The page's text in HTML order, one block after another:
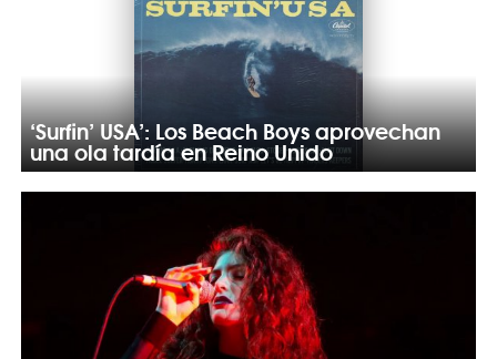
‘Surfin’ USA’: Los Beach Boys aprovechan
una ola tardía en Reino Unido